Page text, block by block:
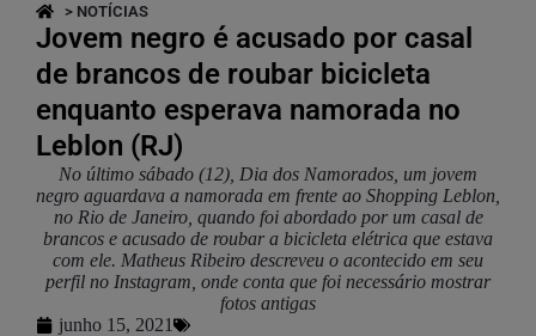
> NOTÍCIAS
Jovem negro é acusado por casal
de brancos de roubar bicicleta
enquanto esperava namorada no
Leblon (RJ)
No último sábado (12), Dia dos Namorados, um jovem
negro aguardava a namorada em frente ao Shopping Leblon,
no Rio de Janeiro, quando foi abordado por um casal de
brancos e acusado de roubar a bicicleta elétrica que estava
com ele. Matheus Ribeiro descreveu o acontecido em seu
perfil no Instagram, onde conta que foi necessário mostrar
fotos antigas
junho 15, 2021